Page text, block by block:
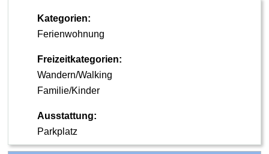
Kategorien:
Ferienwohnung
Freizeitkategorien:
Wandern/Walking
Familie/Kinder
Ausstattung:
Parkplatz